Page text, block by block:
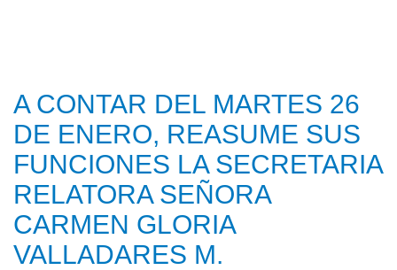
A CONTAR DEL MARTES 26
DE ENERO, REASUME SUS
FUNCIONES LA SECRETARIA
RELATORA SEÑORA
CARMEN GLORIA
VALLADARES M.